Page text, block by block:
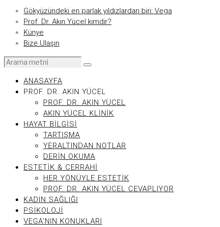
Gökyüzündeki en parlak yıldızlardan biri: Vega
Prof. Dr. Akın Yücel kimdir?
Künye
Bize Ulaşın
ANASAYFA
PROF. DR. AKIN YÜCEL
PROF. DR. AKIN YÜCEL
AKIN YÜCEL KLINIK
HAYAT BILGISI
TARTIŞMA
YERALTINDAN NOTLAR
DERIN OKUMA
ESTETIK & CERRAHI
HER YÖNÜYLE ESTETIK
PROF. DR. AKIN YÜCEL CEVAPLIYOR
KADIN SAĞLIĞI
PSIKOLOJI
VEGA’NIN KONUKLARI